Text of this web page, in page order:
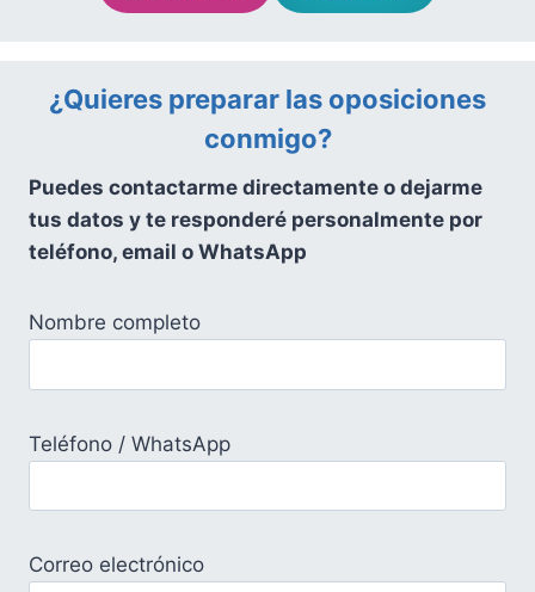
¿Quieres preparar las oposiciones
conmigo?
Puedes contactarme directamente o dejarme
tus datos y te responderé personalmente por
teléfono, email o WhatsApp
Nombre completo
Teléfono / WhatsApp
Correo electrónico